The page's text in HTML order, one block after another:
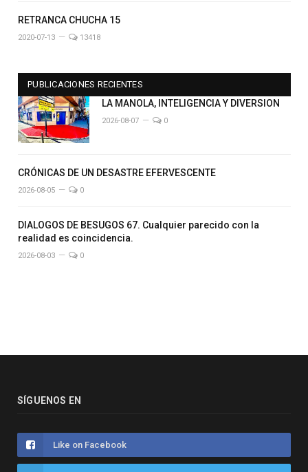
RETRANCA CHUCHA 15
2020-07-13 13418
PUBLICACIONES RECIENTES
LA MANOLA, INTELIGENCIA Y DIVERSION
2026-08-07 0
CRÓNICAS DE UN DESASTRE EFERVESCENTE
2026-08-05 0
DIALOGOS DE BESUGOS 67. Cualquier parecido con la
realidad es coincidencia.
2026-08-03 0
SÍGUENOS EN
Like on Facebook